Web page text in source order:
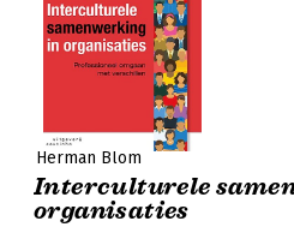
Herman Blom
Interculturele
organisaties